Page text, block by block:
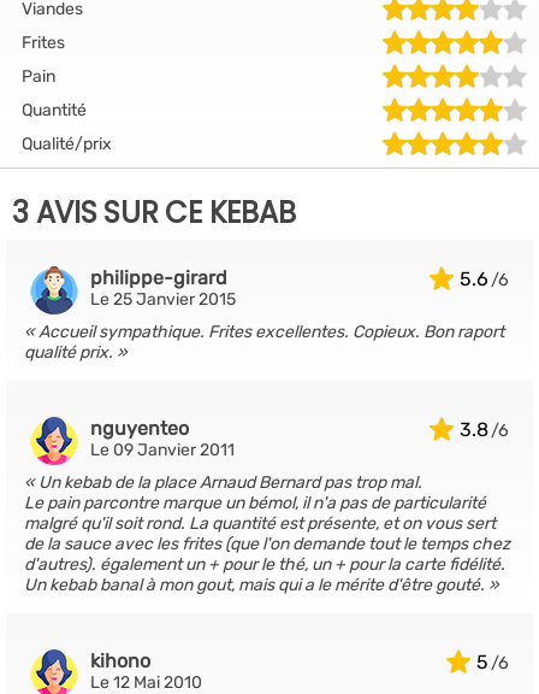
Viandes
Frites
Pain
Quantité
Qualité/prix
3 AVIS SUR CE KEBAB
5.6
philippe-girard
Le 25 Janvier 2015
Accueil sympathique. Frites excellentes. Copieux. Bon raport
qualité prix.
3.8
nguyenteo
Le 09 Janvier 2011
Un kebab de la place Arnaud Bernard pas trop mal.
Le pain parcontre marque un bémol, il n'a pas de particularité
malgré qu'il soit rond. La quantité est présente, et on vous sert
de la sauce avec les frites (que l'on demande tout le temps chez
d'autres). également un + pour le thé, un + pour la carte fidélité.
Un kebab banal à mon gout, mais qui a le mérite d'être gouté.
5
kihono
Le 12 Mai 2010